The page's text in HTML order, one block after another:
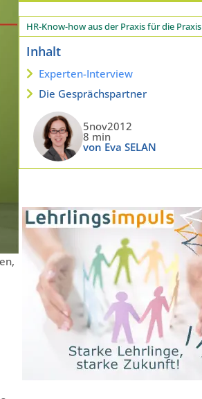
HR-Know-how aus der Praxis für die Praxis
Inhalt
Experten-Interview
Die Gesprächspartner
5nov2012
8 min
von Eva SELAN